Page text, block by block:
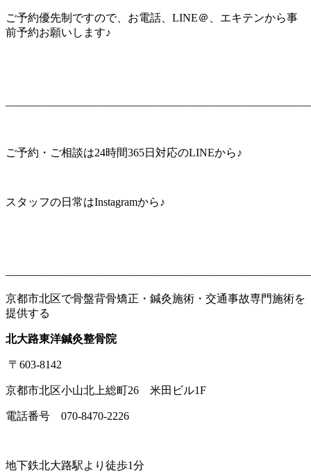
ご予約優先制ですので、お電話、LINE＠、エキテンから事
前予約お願いします♪
ご予約・ご相談は24時間365日対応のLINEから♪
スタッフの日常はInstagramから♪
京都市北区で骨盤背骨矯正・鍼灸施術・交通事故専門施術を
提供する
北大路東洋鍼灸整骨院
〒603-8142
京都市北区小山北上総町26 米田ビル1F
電話番号 070-8470-2226
地下鉄北大路駅より徒歩1分